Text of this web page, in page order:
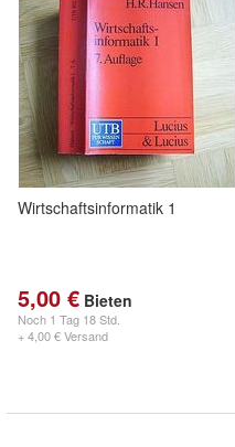
Wirtschaftsinformatik 1
5,00 € Bieten
Noch 1 Tag 18 Std.
+ 4,00 € Versand